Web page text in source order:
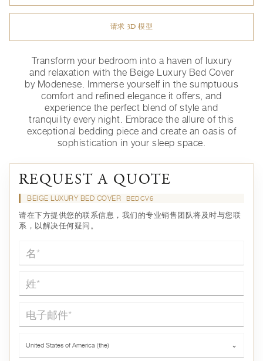
请求 3D 模型
Transform your bedroom into a haven of luxury
and relaxation with the Beige Luxury Bed Cover
by Modenese. Immerse yourself in the sumptuous
comfort and refined elegance it offers, and
experience the perfect blend of style and
tranquility every night. Embrace the allure of this
exceptional bedding piece and create an oasis of
sophistication in your sleep space.
REQUEST A QUOTE
BEIGE LUXURY BED COVER BEDCV6
请在下方提供您的联系信息，我们的专业销售团队将及时与您联
系，以解决任何疑问。
名*
姓*
电子邮件*
United States of America (the) ⌄